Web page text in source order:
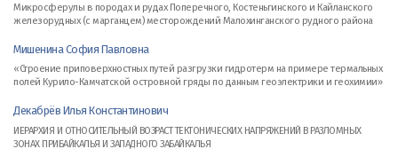
Микросферулы в породах и рудах Поперечного, Костеньгинского и Кайланского
железорудных (с марганцем) месторождений Малохинганского рудного района
Мишенина София Павловна
«Строение приповерхностных путей разгрузки гидротерм на примере термальных
полей Курило-Камчатской островной гряды по данным геоэлектрики и геохимии»
Декабрёв Илья Константинович
ИЕРАРХИЯ И ОТНОСИТЕЛЬНЫЙ ВОЗРАСТ ТЕКТОНИЧЕСКИХ НАПРЯЖЕНИЙ В РАЗЛОМНЫХ
ЗОНАХ ПРИБАЙКАЛЬЯ И ЗАПАДНОГО ЗАБАЙКАЛЬЯ